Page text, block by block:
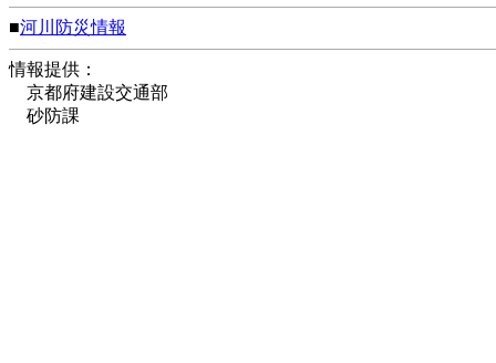
■河川防災情報
情報提供：
京都府建設交通部
砂防課